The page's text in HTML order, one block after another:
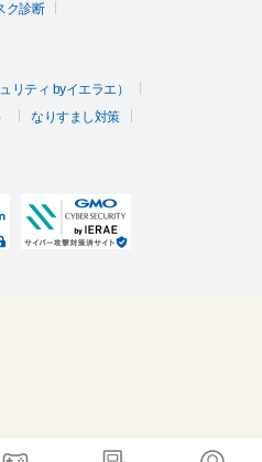
ク診断
リティ byイエラエ）
なりすまし対策